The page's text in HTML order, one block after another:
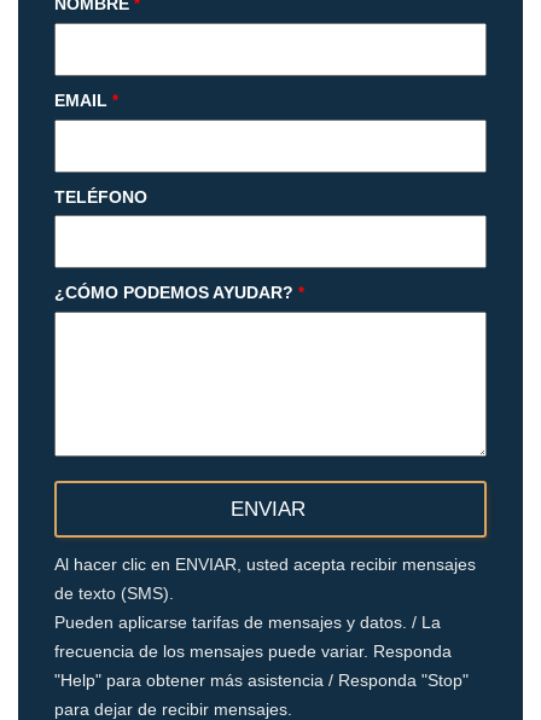
*
EMAIL *
TELÉFONO
¿CÓMO PODEMOS AYUDAR? *
Al hacer clic en ENVIAR, usted acepta recibir mensajes
de texto (SMS).
Pueden aplicarse tarifas de mensajes y datos. / La
frecuencia de los mensajes puede variar. Responda
"Help" para obtener más asistencia / Responda "Stop"
para dejar de recibir mensajes.